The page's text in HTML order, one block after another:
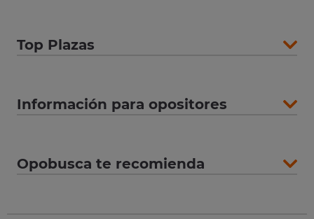
Top Plazas
Información para opositores
Opobusca te recomienda